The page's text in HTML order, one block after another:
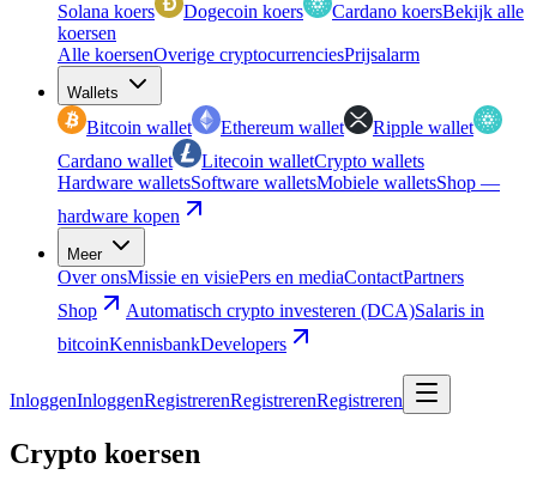
Solana koers
Dogecoin koers Cardano koersBekijk alle
koersen
Alle koersenOverige cryptocurrenciesPrijsalarm
Wallets
Bitcoin wallet Ethereum wallet
Ripple wallet
Cardano wallet
Litecoin walletCrypto wallets
Hardware walletsSoftware walletsMobiele walletsShop —
hardware kopen
Meer
Over onsMissie en visiePers en mediaContactPartners
Shop
Automatisch crypto investeren (DCA)Salaris in
bitcoinKennisbankDevelopers
InloggenInloggenRegistrerenRegistrerenRegistreren
Crypto koersen